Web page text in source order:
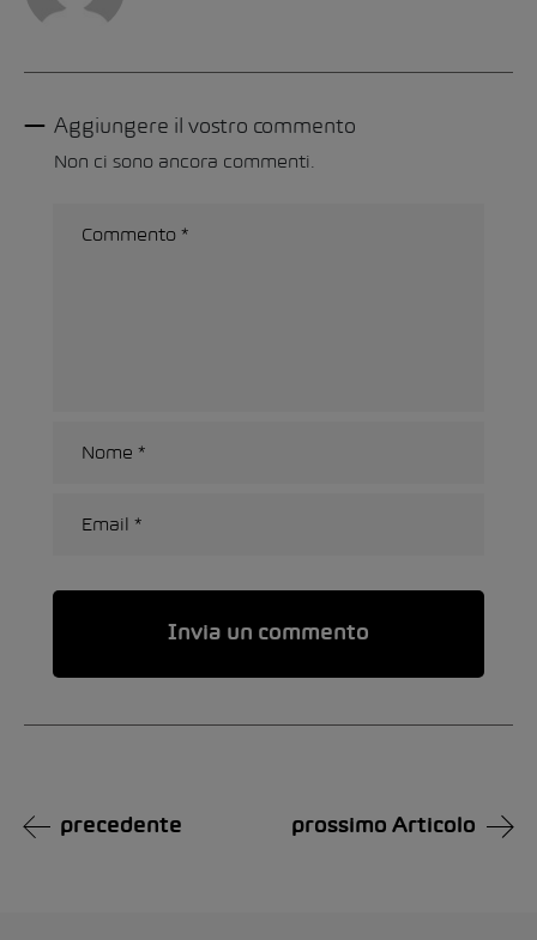
Aggiungere il vostro commento
Non ci sono ancora commenti.
precedente prossimo Articolo